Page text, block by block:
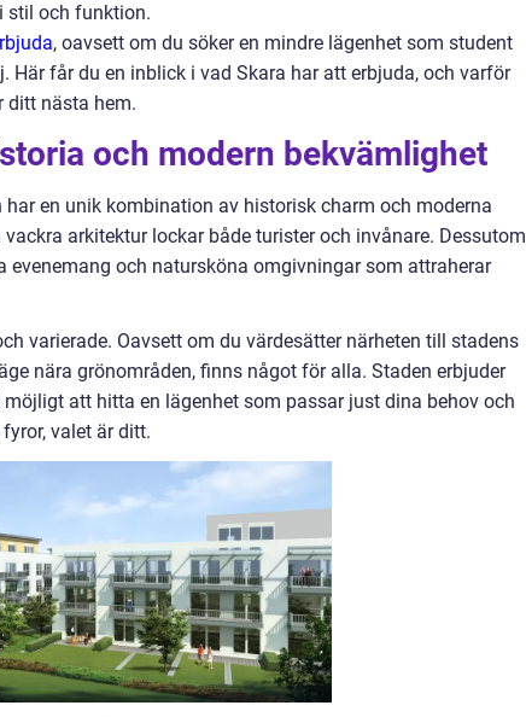
stil och funktion.
, oavsett om du söker en mindre lägenhet som student
Här får du en inblick i vad Skara har att erbjuda, och varför
ditt nästa hem.
och modern bekvämlighet
en unik kombination av historisk charm och moderna
arkitektur lockar både turister och invånare. Dessutom
evenemang och natursköna omgivningar som attraherar
varierade. Oavsett om du värdesätter närheten till stadens
nära grönområden, finns något för alla. Staden erbjuder
att hitta en lägenhet som passar just dina behov och
valet är ditt.